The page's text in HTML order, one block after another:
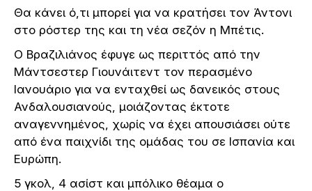
Θα κάνει ό,τι μπορεί για να κρατήσει τον Άντονι
στο ρόστερ της και τη νέα σεζόν η Μπέτις.
Ο Βραζιλιάνος έφυγε ως περιττός από την
Μάντσεστερ Γιουνάιτεντ τον περασμένο
Ιανουάριο για να ενταχθεί ως δανεικός στους
Ανδαλουσιανούς, μοιάζοντας έκτοτε
αναγεννημένος, χωρίς να έχει απουσιάσει ούτε
από ένα παιχνίδι της ομάδας του σε Ισπανία και
Ευρώπη.
5 γκολ, 4 ασίστ και μπόλικο θέαμα ο